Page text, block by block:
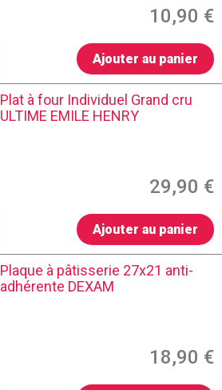
10,90 €
Ajouter au panier
Plat à four Individuel Grand cru
ULTIME EMILE HENRY
29,90 €
Ajouter au panier
Plaque à pâtisserie 27x21 anti-
adhérente DEXAM
18,90 €